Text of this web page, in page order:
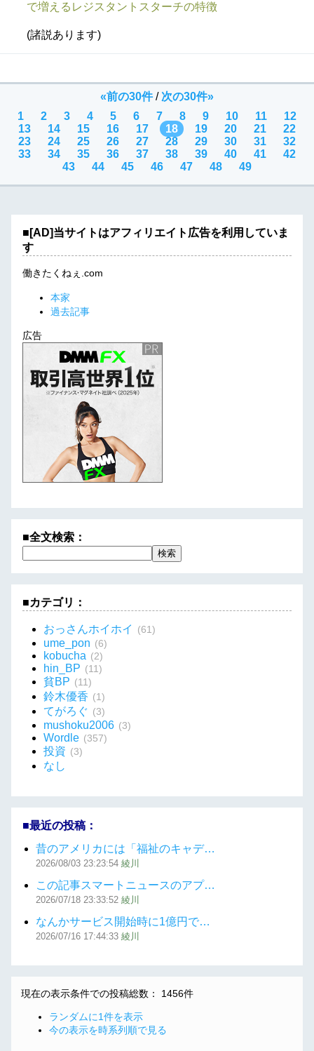
で増えるレジスタントスターチの特徴
(諸説あります)
«前の30件 / 次の30件»
1
2 3 4 5 6 7 8 9 10 11
12
13
14 15 16 17 18 19 20 21
22
23
24 25 26 27 28 29 30 31
32
33
34 35 36 37 38 39 40 41
42
43
44 45 46 47 48 49
■[AD]当サイトはアフィリエイト広告を利用していま
す
働きたくねぇ.com
本家
過去記事
広告
■全文検索：
■カテゴリ：
おっさんホイホイ (61)
ume_pon (6)
kobucha (2)
hin_BP (11)
貧BP (11)
鈴木優香 (1)
てがろぐ (3)
mushoku2006 (3)
Wordle (357)
投資 (3)
なし
■最近の投稿：
昔のアメリカには「福祉のキャデ…
2026/08/03 23:23:54 綾川
この記事スマートニュースのアプ…
2026/07/18 23:33:52 綾川
なんかサービス開始時に1億円で…
2026/07/16 17:44:33 綾川
現在の表示条件での投稿総数： 1456件
ランダムに1件を表示
今の表示を時系列順で見る